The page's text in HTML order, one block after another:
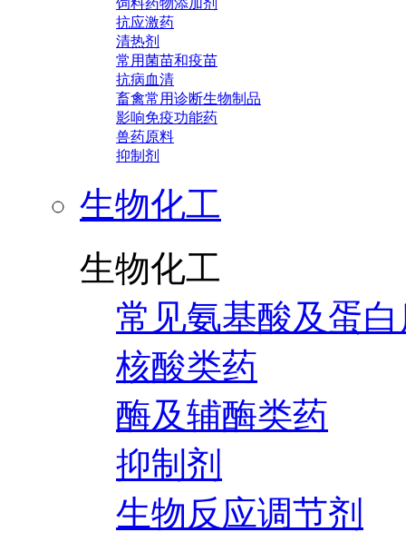
饲料药物添加剂
抗应激药
清热剂
常用菌苗和疫苗
抗病血清
畜禽常用诊断生物制品
影响免疫功能药
兽药原料
抑制剂
生物化工
生物化工
常见氨基酸及蛋
核酸类药
酶及辅酶类药
抑制剂
生物反应调节剂